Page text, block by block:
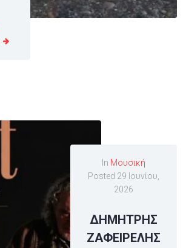
In Μουσική
Posted 29 Ιουνίου,
2026
ΔΗΜΗΤΡΗΣ
ΖΑΦΕΙΡΕΛΗΣ